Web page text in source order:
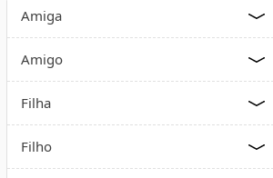
Amiga
Amigo
Filha
Filho